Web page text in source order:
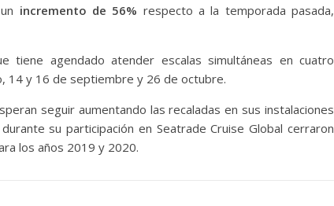
incremento de 56% respecto a la temporada pasada,
tiene agendado atender escalas simultáneas en cuatro
14 y 16 de septiembre y 26 de octubre.
seguir aumentando las recaladas en sus instalaciones
su participación en Seatrade Cruise Global cerraron
los años 2019 y 2020.